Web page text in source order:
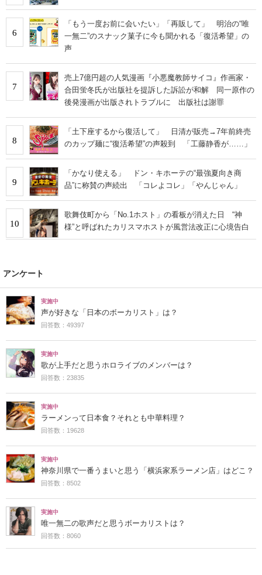
6
「もう一度お前に会いたい」「再販して」 明治の“唯
一無二”のスナック菓子に今も聞かれる「復活希望」の
声
7
売上7億円超の人気漫画『小悪魔教師サイコ』作画家・
合田蛍冬氏が出版社を提訴した訴訟が和解 同一原作の
後発漫画が出版されトラブルに 出版社は謝罪
8
「土下座するから復活して」 日清が販売→7年前終売
のカップ麺に“復活希望”の声殺到 「工藤静香が……」
9
「かなり使える」 ドン・キホーテの“最強夏向き商
品”に称賛の声続出 「コレよコレ」「やんじゃん」
10
歌舞伎町から「No.1ホスト」の看板が消えた日 “神
様”と呼ばれたカリスマホストが風営法改正に心境告白
アンケート
実施中
声が好きな「日本のボーカリスト」は？
回答数：49397
実施中
歌が上手だと思うホロライブのメンバーは？
回答数：23835
実施中
ラーメンって日本食？それとも中華料理？
回答数：19628
実施中
神奈川県で一番うまいと思う「横浜家系ラーメン店」はどこ？
回答数：8502
実施中
唯一無二の歌声だと思うボーカリストは？
回答数：8060